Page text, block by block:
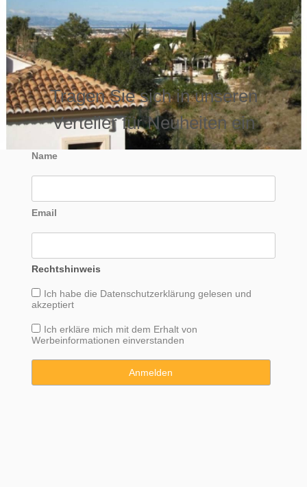
Tragen Sie sich in unseren
Verteiler für Neuheiten ein
Name
Email
Rechtshinweis
Ich habe die Datenschutzerklärung gelesen und
akzeptiert
Ich erkläre mich mit dem Erhalt von
Werbeinformationen einverstanden